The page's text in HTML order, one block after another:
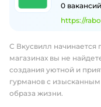
0 вакансий
https://
С Вкусвилл начинается
магазинах вы не
создания уютной и
гурманов с
образа жизни.